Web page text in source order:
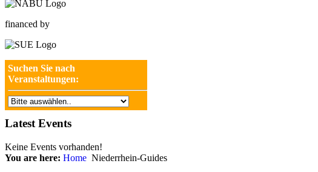
financed by
Suchen Sie nach
Veranstaltungen:
Latest Events
Keine Events vorhanden!
You are here: Home Niederrhein-Guides